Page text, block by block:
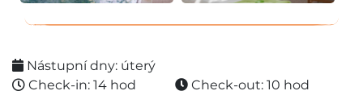
Nástupní dny: úterý
Check-in: 14 hod
Check-out: 10 hod